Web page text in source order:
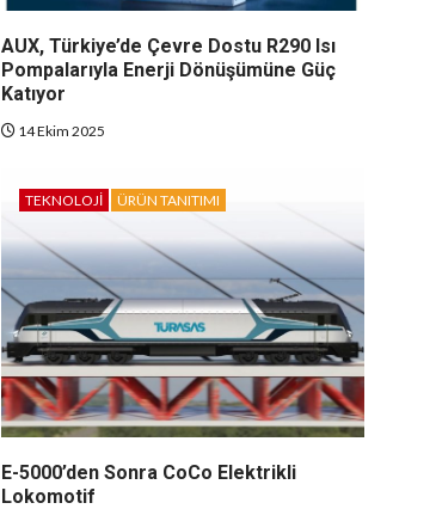
AUX, Türkiye’de Çevre Dostu R290 Isı
Pompalarıyla Enerji Dönüşümüne Güç
Katıyor
14 Ekim 2025
TEKNOLOJI ÜRÜN TANITIMI
E-5000’den Sonra CoCo Elektrikli
Lokomotif